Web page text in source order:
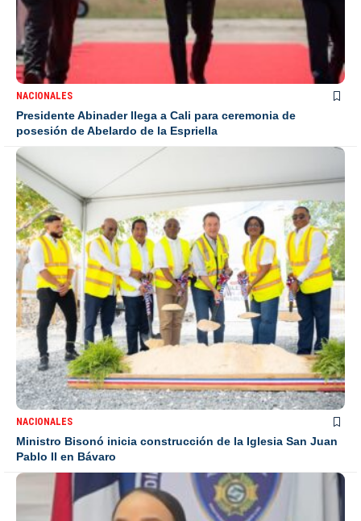
NACIONALES
Presidente Abinader llega a Cali para ceremonia de
posesión de Abelardo de la Espriella
NACIONALES
Ministro Bisonó inicia construcción de la Iglesia San Juan
Pablo II en Bávaro